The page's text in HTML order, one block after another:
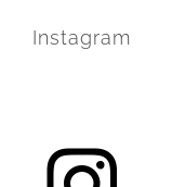
Instagram